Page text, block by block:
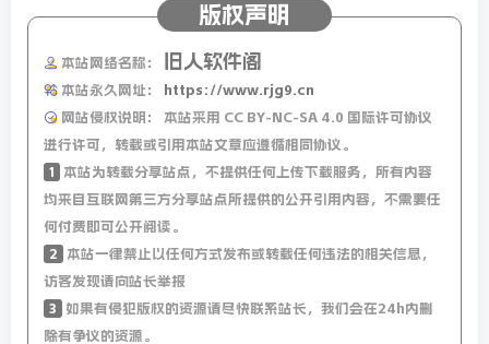
版权声明
本站网络名称： 旧人软件阁
本站永久网址：
https://www.rjg9.cn
网站侵权说明：
本站采用 CC BY-NC-SA 4.0 国际许可协议
进行许可，转载或引用本站文章应遵循相同协议。
1
本站为转载分享站点，不提供任何上传下载服务，所有内容
均来自互联网第三方分享站点所提供的公开引用内容，不需要任
何付费即可公开阅读。
2
本站一律禁止以任何方式发布或转载任何违法的相关信息，
访客发现请向站长举报
3
如果有侵犯版权的资源请尽快联系站长，我们会在24h内删
除有争议的资源。